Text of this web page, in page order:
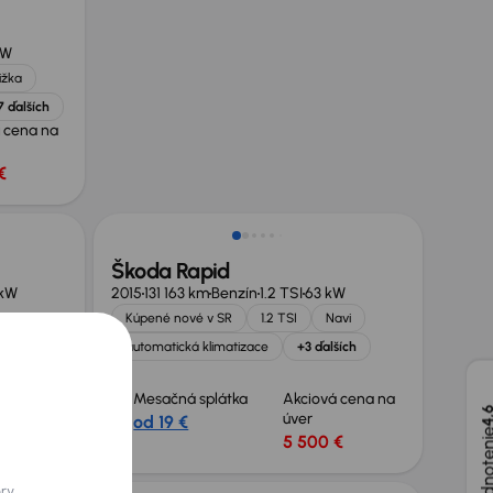
ďalších
na
Škoda Rapid
2015131 163 kmBenzín1.2 TSI63 kW
Kúpené nové v SR 1.2 TSI
Navi
automatická klimatizace
+3 ďalších
Mesačná splátka
od 19 €
Akciová cena na
úver
5 500 €